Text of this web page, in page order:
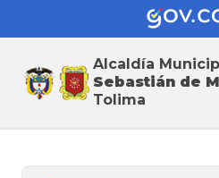
Alcaldía
Sebastián de
Tolima
Sebastián de